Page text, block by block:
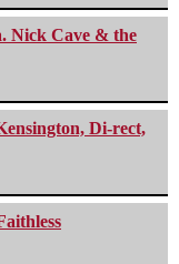
Nick Cave & the
Di-rect,